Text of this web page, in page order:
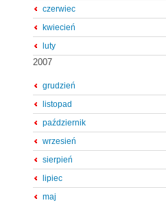
czerwiec
kwiecień
luty
2007
grudzień
listopad
październik
wrzesień
sierpień
lipiec
maj